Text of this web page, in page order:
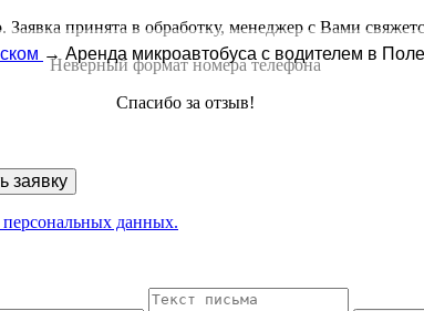
Заявка принята в обработку, менеджер с Вами
Неверный формат номера телефона
Спасибо за отзыв!
заявку
персональных данных.
→ Аренда микроавтобуса с водителем в